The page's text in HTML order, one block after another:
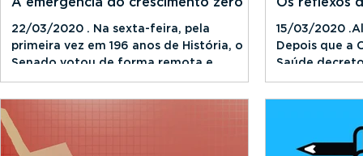
22/03/2020 . Na sexta-feira, pela
primeira vez em 196 anos de História, o
Senado votou de forma remota e
aprovou o decreto que reconhece...
15/03/2020
Depois que a
Saúde
coronavírus,